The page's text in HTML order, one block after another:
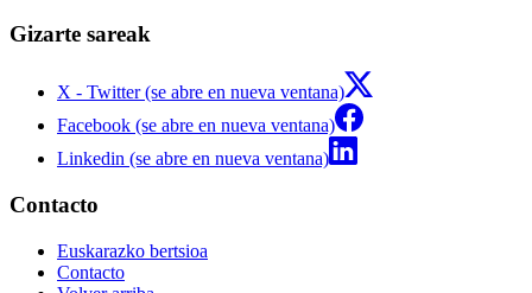
Gizarte sareak
X - Twitter (se abre en nueva ventana)
Facebook (se abre en nueva ventana)
Linkedin (se abre en nueva ventana)
Contacto
Euskarazko bertsioa
Contacto